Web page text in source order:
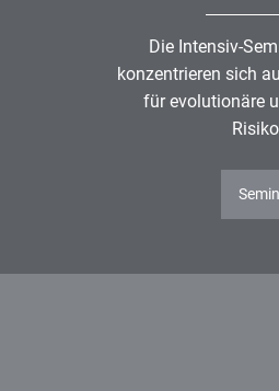
Die Intensiv-
konzentrieren sich
für evolutionäre